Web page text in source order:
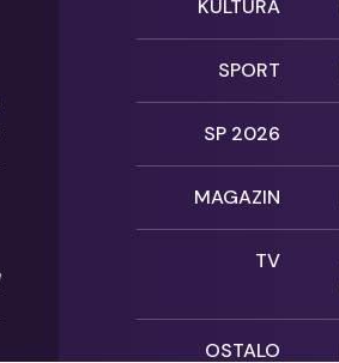
KULTURA
SPORT
SP 2026
MAGAZIN
TV
OSTALO